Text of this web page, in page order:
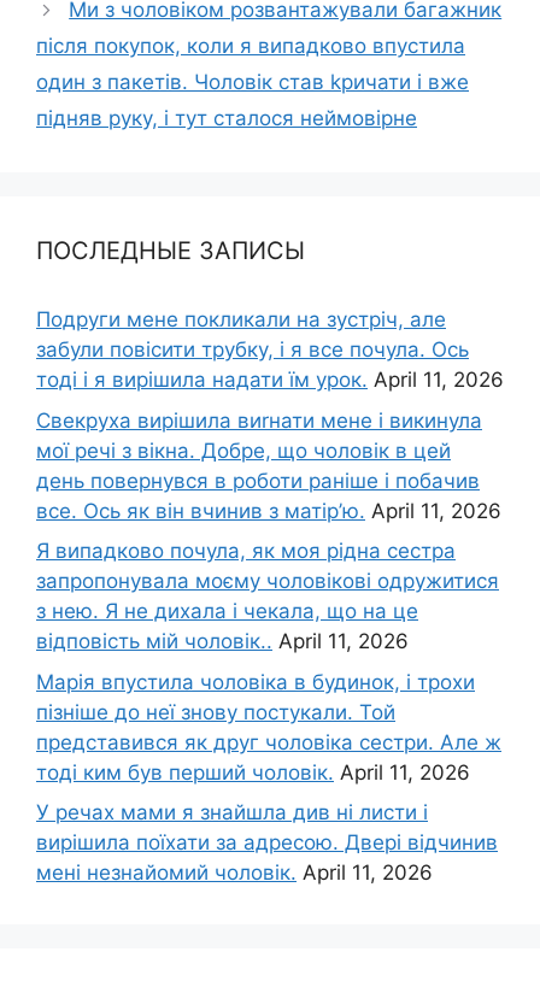
Ми з чоловіком розвантажували багажник
після покупок, коли я випадково впустила
один з пакетів. Чоловік став kричати і вже
підняв руку, і тут сталося неймовірне
ПОСЛЕДНЫЕ ЗАПИСЫ
Подруги мене покликали на зустріч, але
забули повісити трубку, і я все почула. Ось
тоді і я вирішила надати їм урок. April 11, 2026
Свекруха вирішила виrнати мене і викинула
мої речі з вікна. Добре, що чоловік в цей
день повернувся в роботи раніше і побачив
все. Ось як він вчинив з матір’ю. April 11, 2026
Я випадково почула, як моя рідна сестра
запропонувала моєму чоловікові одружитися
з нею. Я не дихала і чекала, що на це
відповість мій чоловік.. April 11, 2026
Марія впустила чоловіка в будинок, і трохи
пізніше до неї знову постукали. Той
представився як друг чоловіка сестри. Але ж
тоді ким був перший чоловік. April 11, 2026
У речах мами я знайшла див ні листи і
вирішила поїхати за адресою. Двері відчинив
мені незнайомий чоловік. April 11, 2026